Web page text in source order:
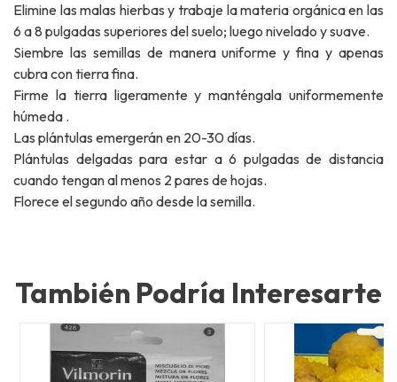
Elimine las malas hierbas y trabaje la materia orgánica en las
6 a 8 pulgadas superiores del suelo; luego nivelado y suave.
Siembre las semillas de manera uniforme y fina y apenas
cubra con tierra fina.
Firme la tierra ligeramente y manténgala uniformemente
húmeda .
Las plántulas emergerán en 20-30 días.
Plántulas delgadas para estar a 6 pulgadas de distancia
cuando tengan al menos 2 pares de hojas.
Florece el segundo año desde la semilla.
También Podría Interesarte